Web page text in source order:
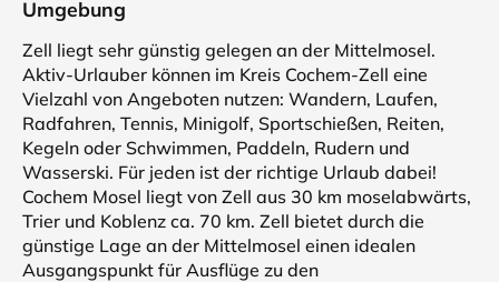
Umgebung
Zell liegt sehr günstig gelegen an der Mittelmosel.
Aktiv-Urlauber können im Kreis Cochem-Zell eine
Vielzahl von Angeboten nutzen: Wandern, Laufen,
Radfahren, Tennis, Minigolf, Sportschießen, Reiten,
Kegeln oder Schwimmen, Paddeln, Rudern und
Wasserski. Für jeden ist der richtige Urlaub dabei!
Cochem Mosel liegt von Zell aus 30 km moselabwärts,
Trier und Koblenz ca. 70 km. Zell bietet durch die
günstige Lage an der Mittelmosel einen idealen
Ausgangspunkt für Ausflüge zu den